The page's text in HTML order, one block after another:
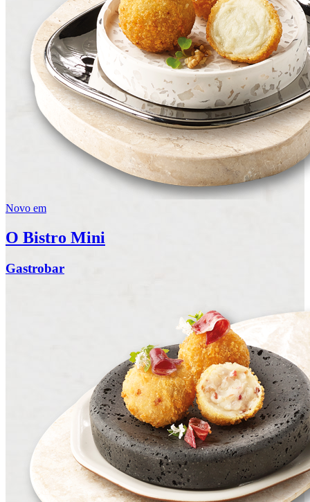
Novo em
O Bistro Mini
Gastrobar